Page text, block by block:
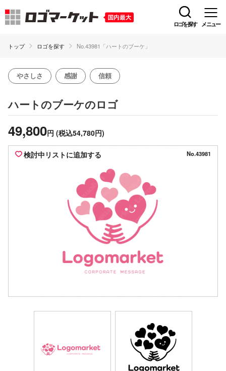
ロゴを探す メニュー
トップ ロゴを探す No.43981「ハートのブーケ」
やさしさ 感謝 信頼
ハートのブーケのロゴ
49,800円 (税込54,780円)
検討中リストに追加する No.43981